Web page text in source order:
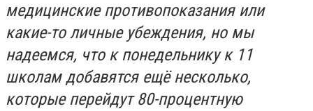
медицинские противопоказания или
какие-то личные убеждения, но мы
надеемся, что к понедельнику к 11
школам добавятся ещё несколько,
которые перейдут 80-процентную